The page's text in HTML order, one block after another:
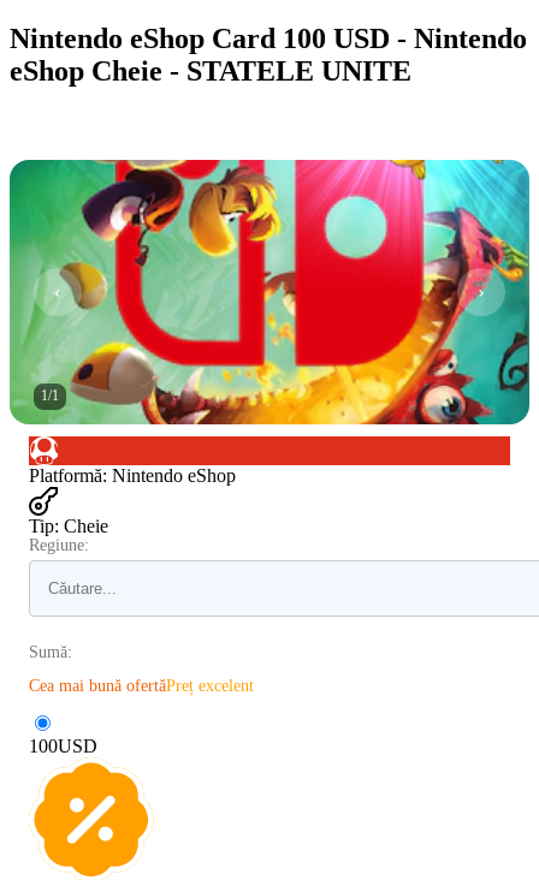
Nintendo eShop Card 100 USD - Nintendo
eShop Cheie - STATELE UNITE
1/1
Platformă: Nintendo eShop
Tip: Cheie
Regiune:
Sumă:
Cea mai bună ofertăPreț excelent
100USD